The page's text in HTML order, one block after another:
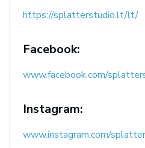
https://splatterstudio.lt/lt/
Facebook:
www.facebook.com/
Instagram:
www.instagram.com/